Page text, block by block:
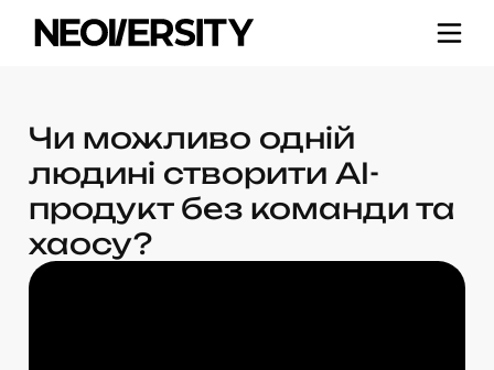
Чи можливо одній
людині створити AI-
продукт без команди та
хаосу?